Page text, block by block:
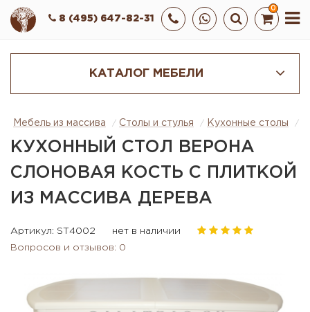
0
8 (495) 647-82-31
КАТАЛОГ МЕБЕЛИ
Мебель из массива Столы и стулья Кухонные столы
КУХОННЫЙ СТОЛ ВЕРОНА
СЛОНОВАЯ КОСТЬ С ПЛИТКОЙ
ИЗ МАССИВА ДЕРЕВА
Артикул: ST4002
нет в наличии
Вопросов и отзывов: 0